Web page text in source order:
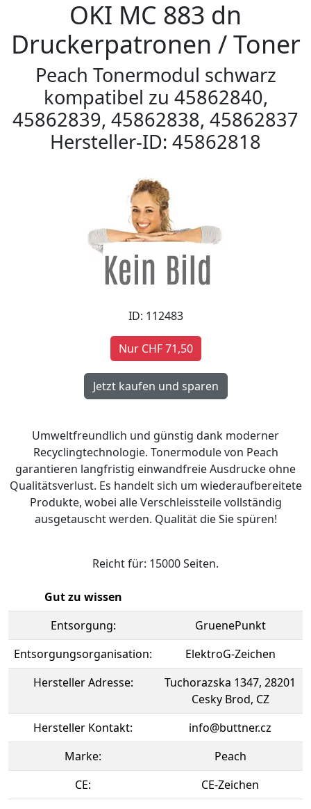
OKI MC 883 dn
Druckerpatronen / Toner
Peach Tonermodul schwarz
kompatibel zu 45862840,
45862839, 45862838, 45862837
Hersteller-ID: 45862818
ID: 112483
Nur CHF 71,50
Umweltfreundlich und günstig dank moderner
Recyclingtechnologie. Tonermodule von Peach
garantieren langfristig einwandfreie Ausdrucke ohne
Qualitätsverlust. Es handelt sich um wiederaufbereitete
Produkte, wobei alle Verschleissteile vollständig
ausgetauscht werden. Qualität die Sie spüren!
Reicht für: 15000 Seiten.
Gut zu wissen
Entsorgung:
GruenePunkt
Entsorgungsorganisation:
ElektroG-Zeichen
Hersteller Adresse:
Tuchorazska 1347, 28201
Cesky Brod, CZ
Hersteller Kontakt:
info@buttner.cz
Marke:
Peach
CE:
CE-Zeichen